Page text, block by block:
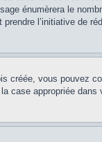
énumèrera le
prendre l’initiative de
créée, vous pouvez
case appropriée